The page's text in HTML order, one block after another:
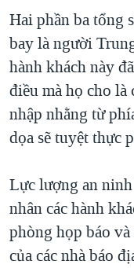
Hai phần ba tổng
bay là người
hành khách này
điều mà họ cho là
nhập nhằng từ
dọa sẽ tuyệt thực
Lực lượng an
nhân các hành
phòng họp báo
của các nhà báo